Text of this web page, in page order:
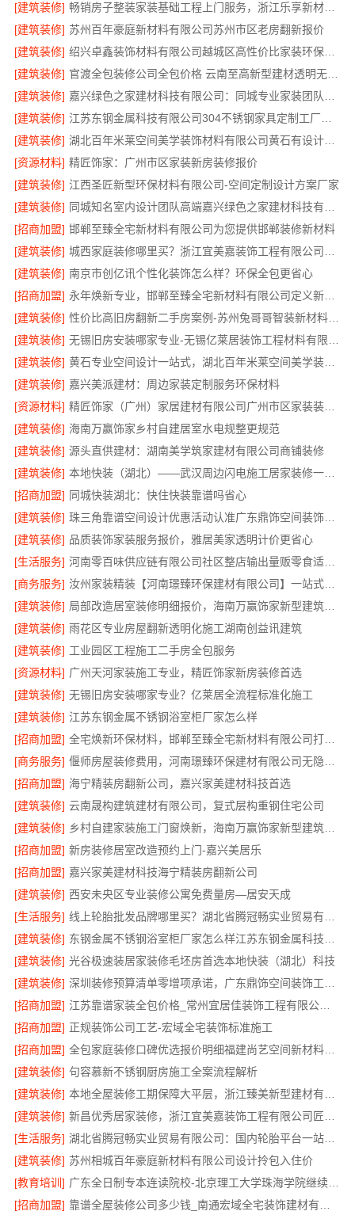
[建筑装修]
畅销房子整装家装基础工程上门服务，浙江乐享新材料有限公司
[建筑装修] 苏州百年豪庭新材料有限公司苏州市区老房翻新报价
[建筑装修]
绍兴卓鑫装饰材料有限公司越城区高性价比家装环保材料
[建筑装修]
官渡全包装修公司全包价格 云南至高新型建材透明无增项
[建筑装修]
[建筑装修]
[建筑装修]
湖北百年米莱空间美学装饰材料有限公司黄石有设计感实景案例
[资源材料] 精匠饰家：广州市区家装新房装修报价
[建筑装修] 江西圣匠新型环保材料有限公司-空间定制设计方案厂家
[建筑装修]
[招商加盟] 邯郸至臻全宅新材料有限公司为您提供邯郸装修新材料
[建筑装修]
[建筑装修] 南京市创亿讯个性化装饰怎么样？环保全包更省心
[招商加盟]
永年焕新专业，邯郸至臻全宅新材料有限公司定义新一代家装体验
[建筑装修]
性价比高旧房翻新二手房案例-苏州兔哥哥智装新材料有限公司
[建筑装修]
[建筑装修]
黄石专业空间设计一站式，湖北百年米莱空间美学装饰材料有限公司
[建筑装修] 嘉兴美派建材：周边家装定制服务环保材料
[资源材料]
精匠饰家（广州）家居建材有限公司广州市区家装装修新房报价
[建筑装修] 海南万赢饰家乡村自建居室水电规整更规范
[建筑装修] 源头直供建材：湖南美学筑家建材有限公司商铺装修
[建筑装修]
本地快装（湖北）——武汉周边闪电施工居家装修一楼带院
[招商加盟] 同城快装湖北：快住快装靠谱吗省心
[建筑装修]
珠三角靠谱空间设计优惠活动认准广东鼎饰空间装饰工程有限公司
[建筑装修] 品质装饰家装服务报价，雅居美家透明计价更省心
[生活服务]
河南零百味供应链有限公司社区整店输出量贩零食适配全场景
[商务服务]
汝州家装精装【河南璟臻环保建材有限公司】一站式整体装修服务
[建筑装修]
局部改造居室装修明细报价，海南万赢饰家新型建筑材料有限公司
[建筑装修] 雨花区专业房屋翻新透明化施工湖南创益讯建筑
[建筑装修] 工业园区工程施工二手房全包服务
[资源材料] 广州天河家装施工专业，精匠饰家新房装修首选
[建筑装修] 无锡旧房安装哪家专业？亿莱居全流程标准化施工
[建筑装修] 江苏东钢金属不锈钢浴室柜厂家怎么样
[招商加盟]
全宅焕新环保材料，邯郸至臻全宅新材料有限公司打造零醛居所
[商务服务]
[招商加盟] 海宁精装房翻新公司，嘉兴家美建材科技首选
[建筑装修] 云南晟构建筑建材有限公司，复式层构重钢住宅公司
[建筑装修]
乡村自建家装施工门窗焕新，海南万赢饰家新型建筑材料有限公司
[招商加盟] 新房装修居室改造预约上门-嘉兴美居乐
[招商加盟] 嘉兴家美建材科技海宁精装房翻新公司
[建筑装修] 西安未央区专业装修公寓免费量房—居安天成
[生活服务]
[建筑装修]
[建筑装修] 光谷极速装居家装修毛坯房首选本地快装（湖北）科技
[建筑装修]
[招商加盟]
江苏靠谱家装全包价格_常州宜居佳装饰工程有限公司性价比之选
[招商加盟] 正规装饰公司工艺-宏域全宅装饰标准施工
[招商加盟]
全包家庭装修口碑优选报价明细福建尚艺空间新材料科技有限公司
[建筑装修] 句容慕新不锈钢厨房施工全案流程解析
[建筑装修]
[建筑装修]
[生活服务]
湖北省腾冠畅实业贸易有限公司：国内轮胎平台一站式解决方案
[建筑装修] 苏州相城百年豪庭新材料有限公司设计拎包入住价
[教育培训]
[招商加盟]